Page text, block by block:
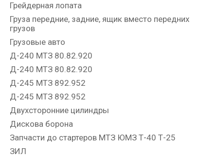
Грейдерная лопата
Груза передние, задние, ящик вместо передних
грузов
Грузовые авто
Д-240 МТЗ 80.82.920
Д-240 МТЗ 80.82.920
Д-245 МТЗ 892.952
Д-245 МТЗ 892.952
Двухсторонние цилиндры
Дискова борона
Запчасти до стартеров МТЗ ЮМЗ Т-40 Т-25
ЗИЛ